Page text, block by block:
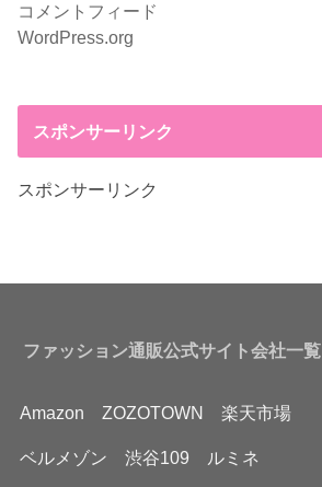
コメントフィード
WordPress.org
スポンサーリンク
スポンサーリンク
ファッション通販公式サイト会社一覧
Amazon ZOZOTOWN 楽天市場
ベルメゾン 渋谷109 ルミネ